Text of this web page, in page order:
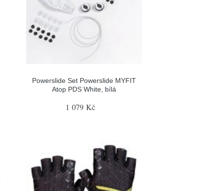
Powerslide Set Powerslide MYFIT
Atop PDS White, bílá
1 079 Kč